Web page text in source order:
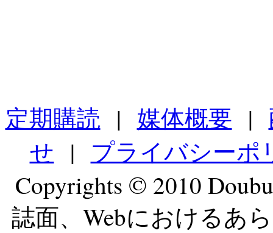
定期購読 | 媒体概要 |
せ | プライバシーポ
Copyrights © 2010
誌面、Webにおけるあ